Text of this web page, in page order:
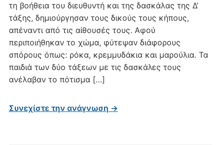
τη βοήθεια του διευθυντή και της δασκάλας της Δ’
τάξης, δημιούργησαν τους δικούς τους κήπους,
απέναντι από τις αίθουσές τους. Αφού
περιποιήθηκαν το χώμα, φύτεψαν διάφορους
σπόρους όπως: ρόκα, κρεμμυδάκια και μαρούλια. Τα
παιδιά των δύο τάξεων με τις δασκάλες τους
ανέλαβαν το πότισμα […]
Συνεχίστε την ανάγνωση →